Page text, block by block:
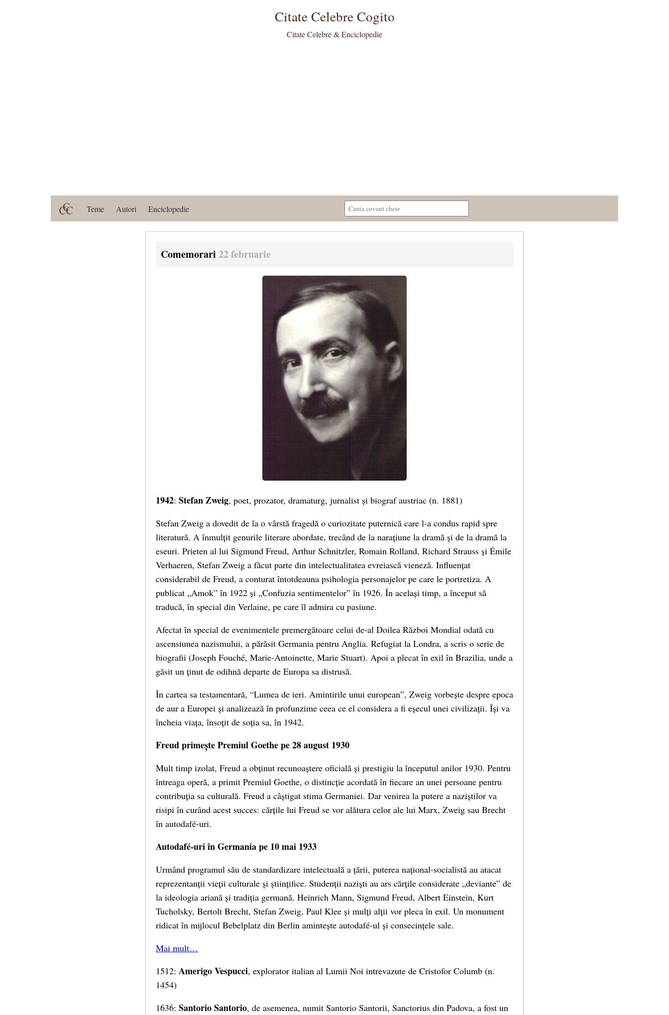
Citate Celebre Cogito
Citate Celebre & Enciclopedie
Teme Autori Enciclopedie
Comemorari 22 februarie
1942: Stefan Zweig, poet, prozator, dramaturg, jurnalist și biograf austriac (n. 1881)
Stefan Zweig a dovedit de la o vârstă fragedă o curiozitate puternică care l-a condus rapid spre
literatură. A înmulțit genurile literare abordate, trecând de la narațiune la dramă și de la dramă la
eseuri. Prieten al lui Sigmund Freud, Arthur Schnitzler, Romain Rolland, Richard Strauss și Émile
Verhaeren, Stefan Zweig a făcut parte din intelectualitatea evreiască vieneză. Influențat
considerabil de Freud, a conturat întotdeauna psihologia personajelor pe care le portretiza. A
publicat „Amok” în 1922 și „Confuzia sentimentelor” în 1926. În același timp, a început să
traducă, în special din Verlaine, pe care îl admira cu pasiune.
Afectat în special de evenimentele premergătoare celui de-al Doilea Război Mondial odată cu
ascensiunea nazismului, a părăsit Germania pentru Anglia. Refugiat la Londra, a scris o serie de
biografii (Joseph Fouché, Marie-Antoinette, Marie Stuart). Apoi a plecat în exil în Brazilia, unde a
găsit un ținut de odihnă departe de Europa sa distrusă.
În cartea sa testamentară, “Lumea de ieri. Amintirile unui european”, Zweig vorbește despre epoca
de aur a Europei și analizează în profunzime ceea ce el considera a fi eșecul unei civilizații. Își va
încheia viața, însoțit de soția sa, în 1942.
Freud primește Premiul Goethe pe 28 august 1930
Mult timp izolat, Freud a obținut recunoaștere oficială și prestigiu la începutul anilor 1930. Pentru
întreaga operă, a primit Premiul Goethe, o distincție acordată în fiecare an unei persoane pentru
contribuția sa culturală. Freud a câștigat stima Germaniei. Dar venirea la putere a naziștilor va
risipi în curând acest succes: cărțile lui Freud se vor alătura celor ale lui Marx, Zweig sau Brecht
în autodafé-uri.
Autodafé-uri în Germania pe 10 mai 1933
Urmând programul său de standardizare intelectuală a țării, puterea național-socialistă au atacat
reprezentanții vieții culturale și științifice. Studenții naziști au ars cărțile considerate „deviante” de
la ideologia ariană și tradiția germană. Heinrich Mann, Sigmund Freud, Albert Einstein, Kurt
Tucholsky, Bertolt Brecht, Stefan Zweig, Paul Klee și mulți alții vor pleca în exil. Un monument
ridicat în mijlocul Bebelplatz din Berlin amintește autodafé-ul și consecințele sale.
Mai mult…
1512: Amerigo Vespucci, explorator italian al Lumii Noi intrevazute de Cristofor Columb (n.
1454)
1636: Santorio Santorio, de asemenea, numit Santorio Santorii, Sanctorius din Padova, a fost un